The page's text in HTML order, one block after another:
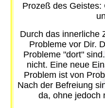
Prozeß des Geistes:
Durch das innerliche
Probleme vor Dir.
Probleme "dort"
nicht. Eine neue
Problem ist von
Nach der Befreiung
da, ohne jedoch